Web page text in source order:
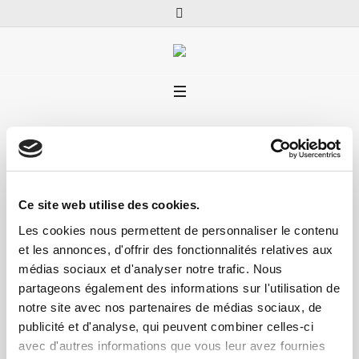
Ce site web utilise des cookies.
Les cookies nous permettent de personnaliser le contenu
et les annonces, d'offrir des fonctionnalités relatives aux
médias sociaux et d'analyser notre trafic. Nous
partageons également des informations sur l'utilisation de
notre site avec nos partenaires de médias sociaux, de
publicité et d'analyse, qui peuvent combiner celles-ci
avec d'autres informations que vous leur avez fournies
Profil
Téléphone 0457204919